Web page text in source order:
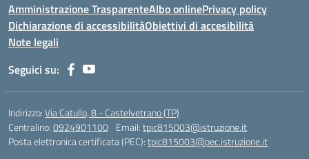
Amministrazione TrasparenteAlbo onlinePrivacy policy
Dichiarazione di accessibilitàObiettivi di accesibilità
Note legali
Seguici su:
Indirizzo:Via Catullo, 8 - Castelvetrano (TP)
Centralino:0924901100 Email:tpic815003@istruzione.it
Posta elettronica certificata (PEC):tpic815003@pec.istruzione.it